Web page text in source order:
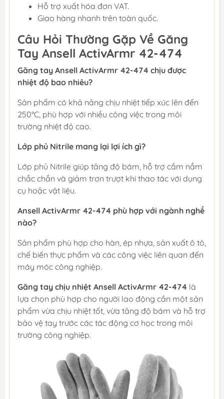
Hỗ trợ xuất hóa đơn VAT.
Giao hàng nhanh trên toàn quốc.
Câu Hỏi Thường Gặp Về Găng
Tay Ansell ActivArmr 42-474
Găng tay Ansell ActivArmr 42-474 chịu được
nhiệt độ bao nhiêu?
Sản phẩm có khả năng chịu nhiệt tiếp xúc lên đến
250°C, phù hợp với nhiều công việc trong môi
trường nhiệt độ cao.
Lớp phủ Nitrile mang lại lợi ích gì?
Lớp phủ Nitrile giúp tăng độ bám, hỗ trợ cầm nắm
chắc chắn và giảm trơn trượt khi thao tác với dụng
cụ hoặc vật liệu.
Ansell ActivArmr 42-474 phù hợp với ngành nghề
nào?
Sản phẩm phù hợp cho hàn, ép nhựa, sản xuất ô tô,
chế biến thực phẩm và các công việc liên quan đến
máy móc công nghiệp.
Găng tay chịu nhiệt Ansell ActivArmr 42-474 là
lựa chọn phù hợp cho người lao động cần một sản
phẩm vừa chịu nhiệt tốt, vừa tăng độ bám và hỗ trợ
bảo vệ tay trước các tác động cơ học trong môi
trường công nghiệp.